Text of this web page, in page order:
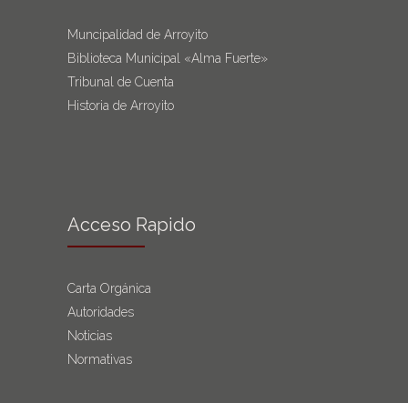
Muncipalidad de Arroyito
Biblioteca Municipal «Alma Fuerte»
Tribunal de Cuenta
Historia de Arroyito
Acceso Rapido
Carta Orgánica
Autoridades
Noticias
Normativas